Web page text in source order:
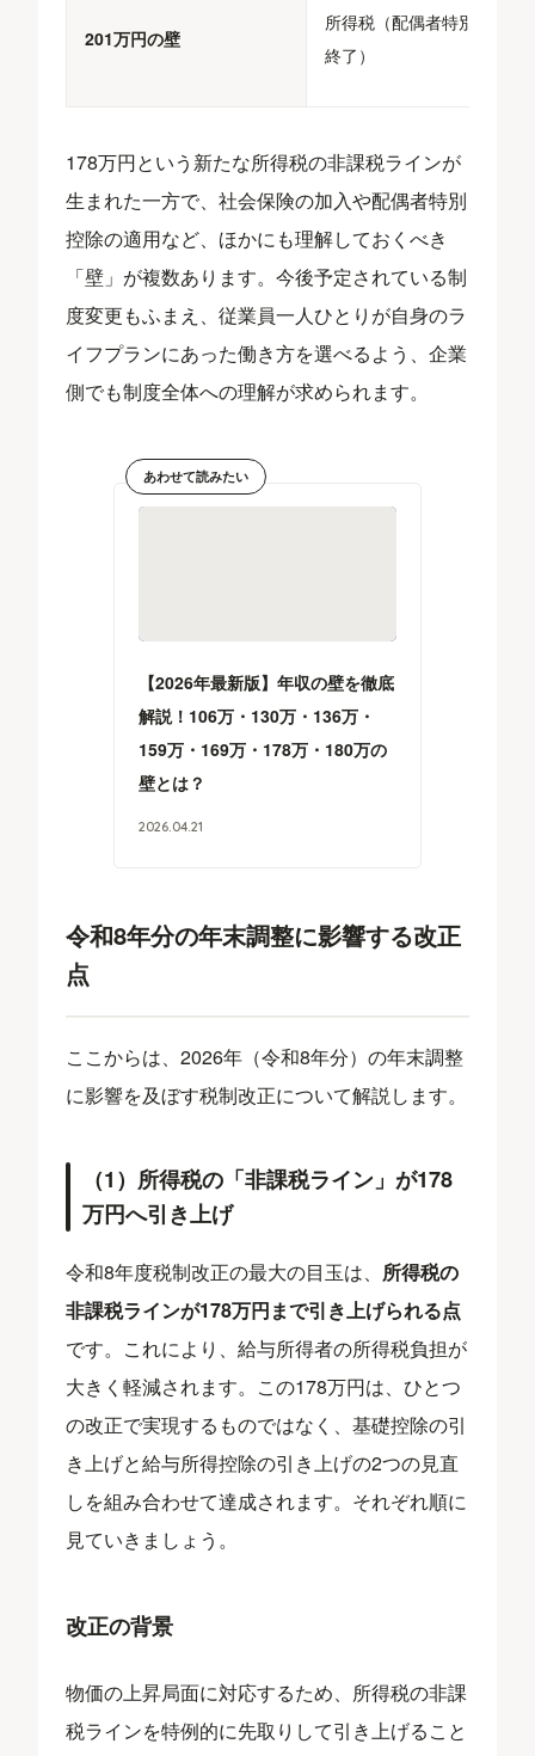
201万円の壁
所得税（配偶者特別控除の
終了）
178万円という新たな所得税の非課税ラインが
生まれた一方で、社会保険の加入や配偶者特別
控除の適用など、ほかにも理解しておくべき
「壁」が複数あります。今後予定されている制
度変更もふまえ、従業員一人ひとりが自身のラ
イフプランにあった働き方を選べるよう、企業
側でも制度全体への理解が求められます。
あわせて読みたい
【2026年最新版】年収の壁を徹底
解説！106万・130万・136万・
159万・169万・178万・180万の
壁とは？
2026.04.21
令和8年分の年末調整に影響する改正
点
ここからは、2026年（令和8年分）の年末調整
に影響を及ぼす税制改正について解説します。
（1）所得税の「非課税ライン」が178
万円へ引き上げ
令和8年度税制改正の最大の目玉は、 所得税の
非課税ラインが178万円まで引き上げられる点
です。これにより、給与所得者の所得税負担が
大きく軽減されます。この178万円は、ひとつ
の改正で実現するものではなく、基礎控除の引
き上げと給与所得控除の引き上げの2つの見直
しを組み合わせて達成されます。それぞれ順に
見ていきましょう。
改正の背景
物価の上昇局面に対応するため、所得税の非課
税ラインを特例的に先取りして引き上げること